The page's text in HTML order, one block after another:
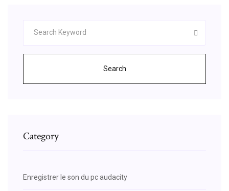
Search
Category
Enregistrer le son du pc audacity